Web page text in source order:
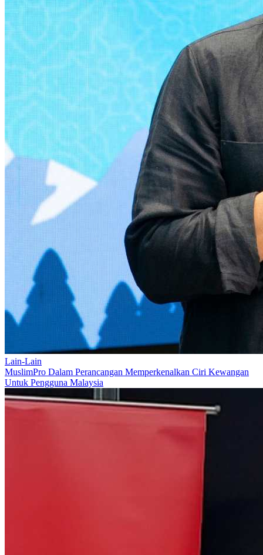
Lain-Lain
MuslimPro Dalam Perancangan Memperkenalkan Ciri Kewangan
Untuk Pengguna Malaysia